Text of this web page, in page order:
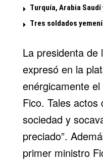
Turquía, Arabia
Tres soldados
La presidenta de
expresó en la
enérgicamente
Fico. Tales
sociedad y
preciado”.
primer ministro